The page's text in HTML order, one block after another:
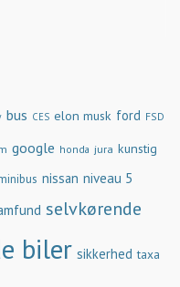
bus CES elon musk ford FSD
google honda jura kunstig
nissan niveau 5
selvkørende
biler sikkerhed taxa